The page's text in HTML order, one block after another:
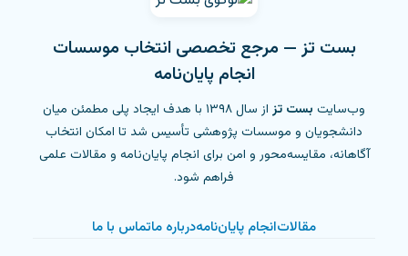
بست تز — مرجع تخصصی انتخاب موسسات
انجام پایان‌نامه
وب‌سایت بست تز
از سال ۱۳۹۸ با هدف ایجاد پلی مطمئن میان
دانشجویان و موسسات پژوهشی تأسیس شد تا امکان انتخاب
آگاهانه، مقایسه‌محور و امن برای انجام پایان‌نامه و مقالات علمی
فراهم شود.
مقالاتانجام پایان‌نامهدرباره ماتماس با ما